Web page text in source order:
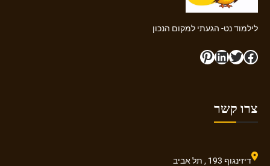
לילמוד נט- הגעתי למקום הנכון
Facebook
Twitter
LinkedIn
Pinterest
צרו קשר
דיזינגוף 193 , תל אביב